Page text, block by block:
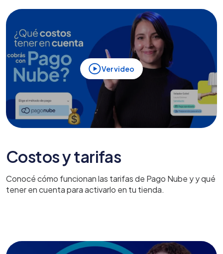
Ver video
Costos y tarifas
Conocé cómo funcionan las tarifas de Pago Nube y y qué
tener en cuenta para activarlo en tu tienda.